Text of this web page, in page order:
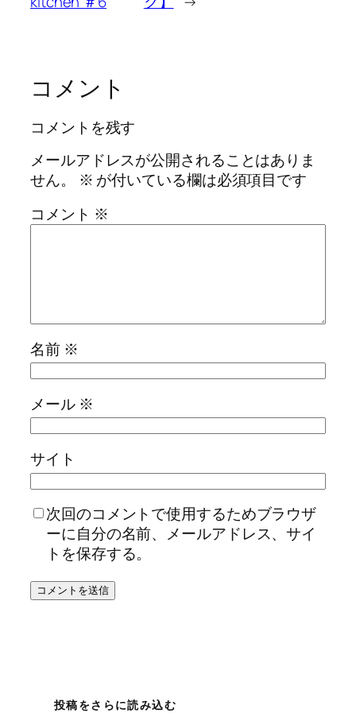
コメント
コメントを残す
メールアドレスが公開されることはありま
せん。
※ が付いている欄は必須項目です
コメント ※
名前 ※
メール ※
サイト
次回のコメントで使用するためブラウザ
ーに自分の名前、メールアドレス、サイ
トを保存する。
投稿をさらに読み込む